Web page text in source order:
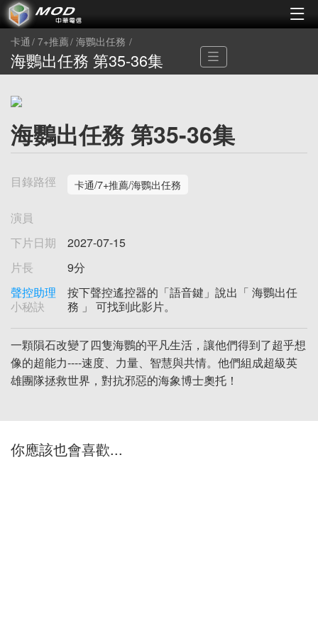
卡通 7+推薦 海鸚出任務
海鸚出任務 第35-36集
海鸚出任務 第35-36集
目錄路徑 卡通/7+推薦/海鸚出任務
演員
下片日期
2027-07-15
片長
9分
聲控助理
小秘訣
按下聲控遙控器的「語音鍵」說出「 海鸚出任
務 」 可找到此影片。
一顆隕石改變了四隻海鸚的平凡生活，讓他們得到了超乎想
像的超能力----速度、力量、智慧與共情。他們組成超級英
雄團隊拯救世界，對抗邪惡的海象博士奧托！
你應該也會喜歡...